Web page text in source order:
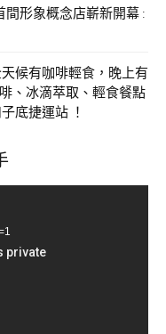
間形象概念店嶄新開幕 :
候有咖啡輕食，晚上有
、冰滴萃取、輕食餐點
底捷運站 ！